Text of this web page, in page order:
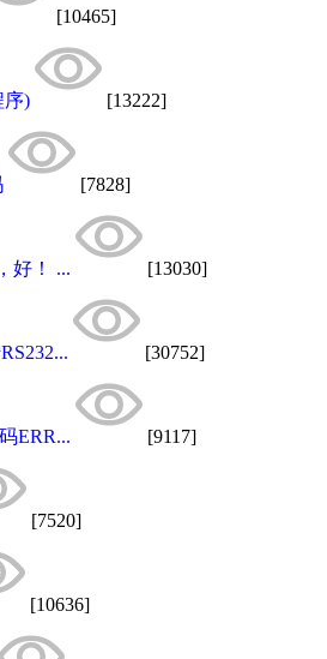
[10465]
序) [13222]
[7828]
好！ ... [13030]
[30752]
ERR... [9117]
[7520]
[10636]